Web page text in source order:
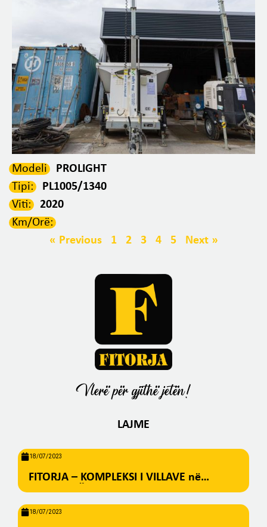
Modeli
PROLIGHT
Tipi:
PL1005/1340
Viti:
2020
Km/Orë:
« Previous
1 2 3 4 5 Next »
Vlerë për gjithë jetën!
LAJME
18/07/2023
FITORJA – KOMPLEKSI I VILLAVE në
BREZOVICË
18/07/2023